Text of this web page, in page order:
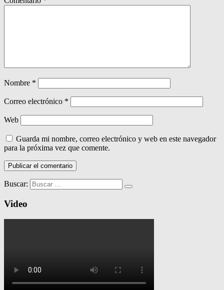
Nombre *
Correo electrónico *
Web
Guarda mi nombre, correo electrónico y web en este navegador
para la próxima vez que comente.
Buscar:
Video